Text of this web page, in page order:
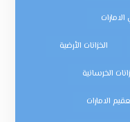
الخزانات الأرضية
الخرسانية
الامارات